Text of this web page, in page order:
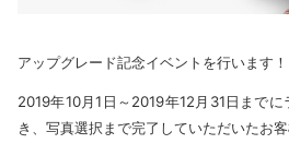
アップグレード記念イベントを行います！
2019年10月1日～2019年12月31日まで
き、写真選択まで完了していただいたお